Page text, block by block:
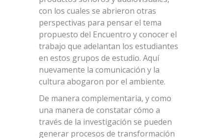
con los cuales se abrieron otras
perspectivas para pensar el tema
propuesto del Encuentro y conocer el
trabajo que adelantan los estudiantes
en estos grupos de estudio. Aquí
nuevamente la comunicación y la
cultura abogaron por el ambiente.
De manera complementaria, y como
una manera de constatar cómo a
través de la investigación se pueden
generar procesos de transformación